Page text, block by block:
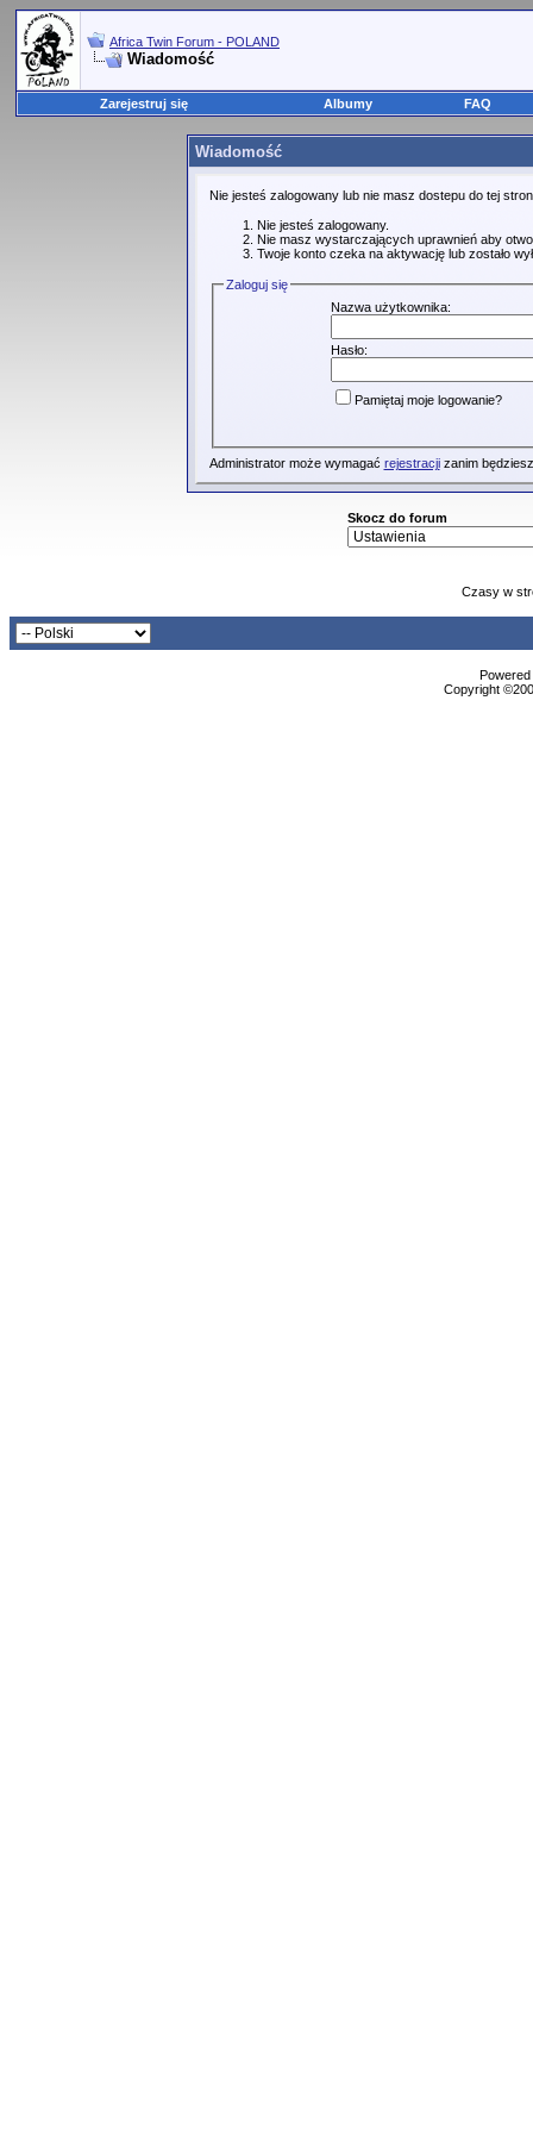
Africa Twin Forum - POLAND
Wiadomość
Zarejestruj się Albumy FAQ
Wiadomość
Nie jesteś zalogowany lub nie masz dostepu do tej
Nie jesteś zalogowany.
Nie masz wystarczających uprawnień aby
Twoje konto czeka na aktywację lub zostało
Zaloguj się
Nazwa użytkownika:
Hasło:
Pamiętaj moje logowanie?
Administrator może wymagać rejestracjizanim
Skocz do forum
Czasy w
Copyright